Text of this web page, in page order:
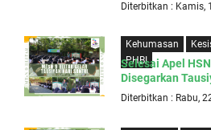
Diterbitkan : Kamis,
Kehumasan
PHBI
Selesai Apel
Disegarkan
Diterbitkan : Rabu,